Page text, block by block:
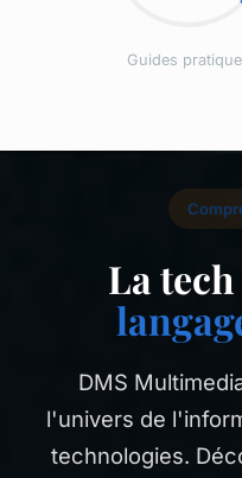
Guides
La
DMS
l'univers de
technologies.